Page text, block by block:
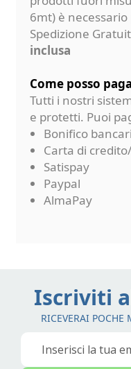
6mt) è
Spedizione
inclusa
Come posso
Tutti i nostri
e protetti. Puoi
Bonifico
Carta di
Satispay
Paypal
AlmaPay
Iscriviti
RICEVERAI POCHE
Iscriviti